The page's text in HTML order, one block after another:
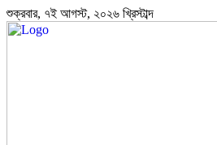
শুক্রবার, ৭ই আগস্ট, ২০২৬ খ্রিস্টাব্দ